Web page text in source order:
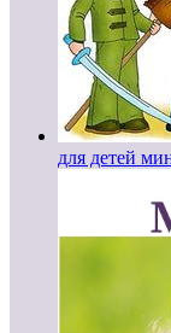
для детей